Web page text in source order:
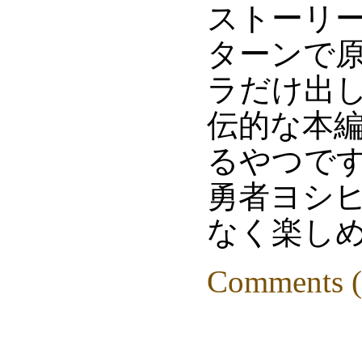
ストーリ
ターンで
ラだけ出
伝的な本
るやつで
勇者ヨシ
なく楽し
Comments